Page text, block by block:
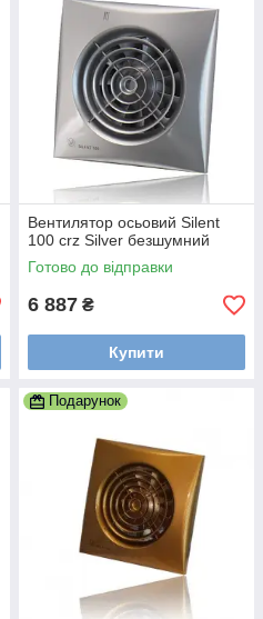
Вентилятор осьовий Silent
100 crz Silver безшумний
Готово до відправки
6 887 ₴
Купити
Подарунок